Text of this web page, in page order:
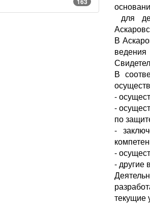
для
В
В
-
-
по
-
-
- другие
текущие